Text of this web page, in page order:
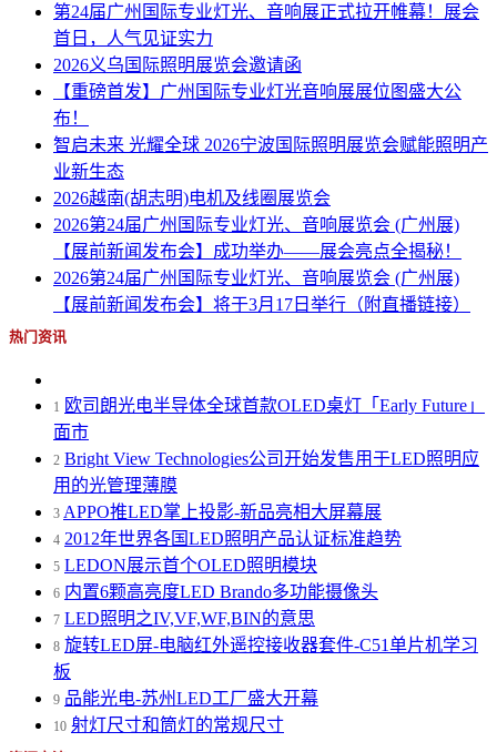
第24届广州国际专业灯光、音响展正式拉开帷幕！展会
首日，人气见证实力
2026义乌国际照明展览会邀请函
【重磅首发】广州国际专业灯光音响展展位图盛大公
布！
智启未来 光耀全球 2026宁波国际照明展览会赋能照明产
业新生态
2026越南(胡志明)电机及线圈展览会
2026第24届广州国际专业灯光、音响展览会 (广州展)
【展前新闻发布会】成功举办——展会亮点全揭秘！
2026第24届广州国际专业灯光、音响展览会 (广州展)
【展前新闻发布会】将于3月17日举行（附直播链接）
热门资讯
1 欧司朗光电半导体全球首款OLED桌灯「Early Future」
面市
2 Bright View Technologies公司开始发售用于LED照明应
用的光管理薄膜
3 APPO推LED掌上投影-新品亮相大屏幕展
4 2012年世界各国LED照明产品认证标准趋势
5 LEDON展示首个OLED照明模块
6 内置6颗高亮度LED Brando多功能摄像头
7 LED照明之IV,VF,WF,BIN的意思
8 旋转LED屏-电脑红外遥控接收器套件-C51单片机学习
板
9 品能光电-苏州LED工厂盛大开幕
10 射灯尺寸和筒灯的常规尺寸